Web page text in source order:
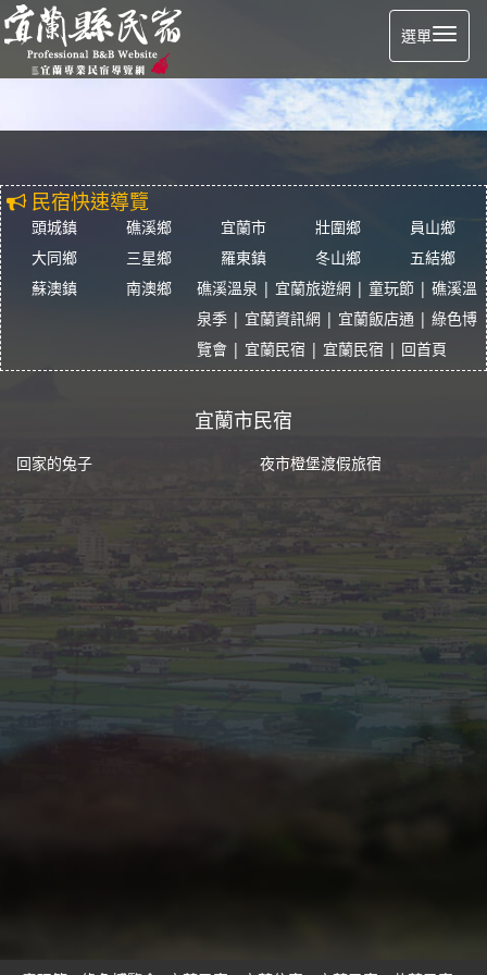
選單
民宿快速導覽
頭城鎮 礁溪鄉 宜蘭市 壯圍鄉
員山鄉
大同鄉
三星鄉 羅東鎮 冬山鄉
五結鄉
蘇澳鎮
南澳鄉 礁溪溫泉 | 宜蘭旅遊網| 童玩節| 礁溪溫
泉季| 宜蘭資訊網| 宜蘭飯店通 | 綠色博
覽會| 宜蘭民宿 | 宜蘭民宿 | 回首頁
宜蘭市民宿
回家的兔子 夜市橙堡渡假旅宿